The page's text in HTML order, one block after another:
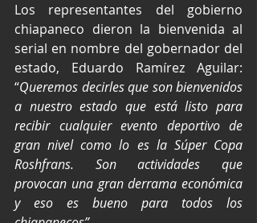
Los representantes del gobierno
chiapaneco dieron la bienvenida al
serial en nombre del gobernador del
estado, Eduardo Ramírez Aguilar:
“Queremos decirles que son bienvenidos
a nuestro estado que está listo para
recibir cualquier evento deportivo de
gran nivel como lo es la Súper Copa
Roshfrans. Son actividades que
provocan una gran derrama económica
y eso es bueno para todos los